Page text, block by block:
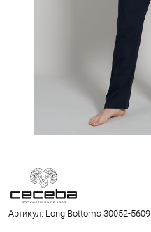
Артикул: Long Bottoms 30052-5609